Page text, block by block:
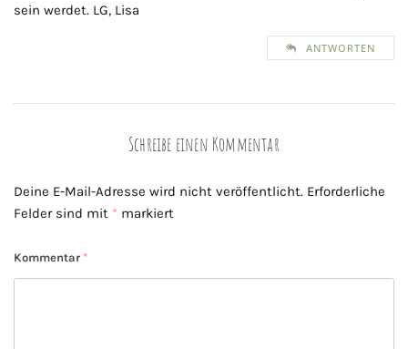
sein werdet. LG, Lisa
ANTWORTEN
Schreibe einen Kommentar
Deine E-Mail-Adresse wird nicht veröffentlicht. Erforderliche
Felder sind mit * markiert
Kommentar *